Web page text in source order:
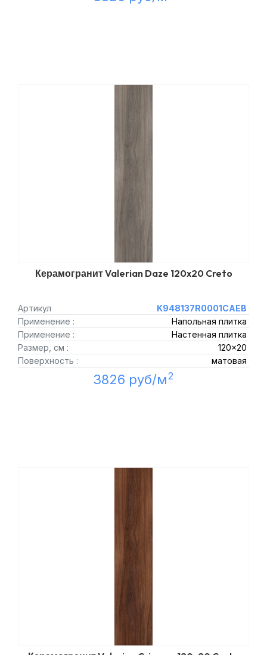
Керамогранит Valerian Daze 120x20 Creto
Артикул
K948137R0001CAEB
Применение :
Напольная плитка
Применение :
Настенная плитка
Размер, см :
120x20
Поверхность :
матовая
3826 руб/м2